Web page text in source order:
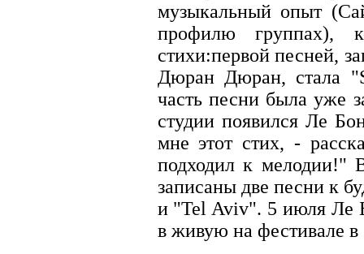
музыкальный опыт
профилю группах),
стихи:первой песней,
Дюран Дюран, стала
часть песни была уже
студии появился Ле
мне этот стих, -
подходил к мелодии!"
записаны две песни к
и "Tel Aviv". 5 июля Ле
в живую на фестивале в